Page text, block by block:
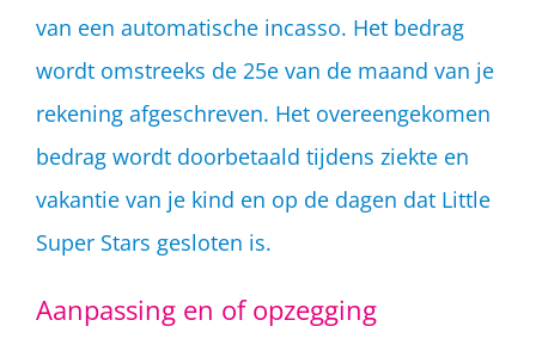
van een automatische incasso. Het bedrag
wordt omstreeks de 25e van de maand van je
rekening afgeschreven. Het overeengekomen
bedrag wordt doorbetaald tijdens ziekte en
vakantie van je kind en op de dagen dat Little
Super Stars gesloten is.
Aanpassing en of opzegging